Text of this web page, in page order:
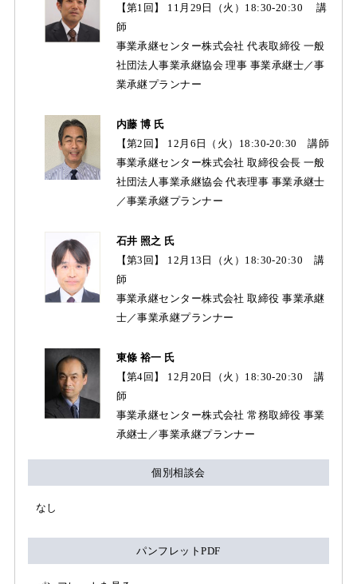
【第1回】 11月29日（火）18:30-20:30 講
師
事業承継センター株式会社 代表取締役 一般
社団法人事業承継協会 理事 事業承継士／事
業承継プランナー
内藤 博 氏
【第2回】 12月6日（火）18:30-20:30 講師
事業承継センター株式会社 取締役会長 一般
社団法人事業承継協会 代表理事 事業承継士
／事業承継プランナー
石井 照之 氏
【第3回】 12月13日（火）18:30-20:30 講
師
事業承継センター株式会社 取締役 事業承継
士／事業承継プランナー
東條 裕一 氏
【第4回】 12月20日（火）18:30-20:30 講
師
事業承継センター株式会社 常務取締役 事業
承継士／事業承継プランナー
個別相談会
なし
パンフレットPDF